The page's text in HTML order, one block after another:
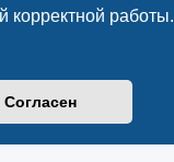
корректной работы.
Согласен